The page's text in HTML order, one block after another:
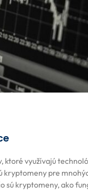
ktoré využívajú
pre
sú kryptomeny, ako